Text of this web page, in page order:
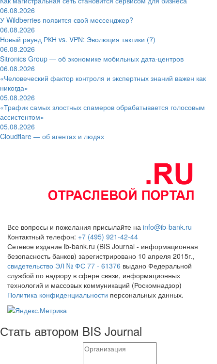
06.08.2026
У Wildberries появится свой мессенджер?
06.08.2026
Новый раунд РКН vs. VPN: Эволюция тактики (?)
06.08.2026
Sitronics Group — об экономике мобильных дата-центров
06.08.2026
«Человеческий фактор контроля и экспертных знаний важен как
никогда»
05.08.2026
«Трафик самых злостных спамеров обрабатывается голосовым
ассистентом»
05.08.2026
Cloudflare — об агентах и людях
Все вопросы и пожелания присылайте на info@ib-bank.ru
Контактный телефон: +7 (495) 921-42-44
Сетевое издание ib-bank.ru (BIS Journal - информационная
безопасность банков) зарегистрировано 10 апреля 2015г.,
свидетельство ЭЛ № ФС 77 - 61376 выдано Федеральной
службой по надзору в сфере связи, информационных
технологий и массовых коммуникаций (Роскомнадзор)
Политика конфиденциальности персональных данных.
Стать автором BIS Journal